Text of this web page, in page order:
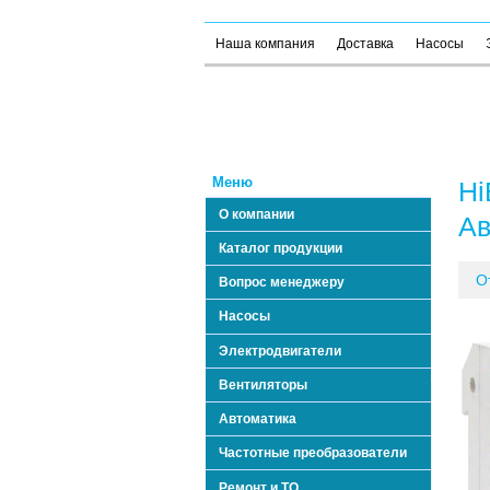
Наша компания Доставка Насосы
Меню
О компании
Каталог продукции
Вопрос менеджеру
Насосы
Электродвигатели
Вентиляторы
Автоматика
Частотные преобразователи